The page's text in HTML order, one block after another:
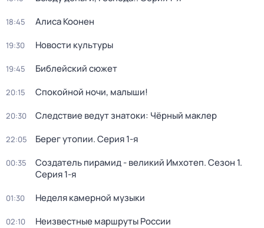
18:45 Алиса Коонен
19:30 Новости культуры
19:45 Библейский сюжет
20:15 Спокойной ночи, малыши!
20:30 Следствие ведут знатоки: Чёрный маклер
22:05 Берег утопии. Серия 1-я
00:35 Создатель пирамид - великий Имхотеп. Сезон 1.
Серия 1-я
01:30 Неделя камерной музыки
02:10 Неизвестные маршруты России